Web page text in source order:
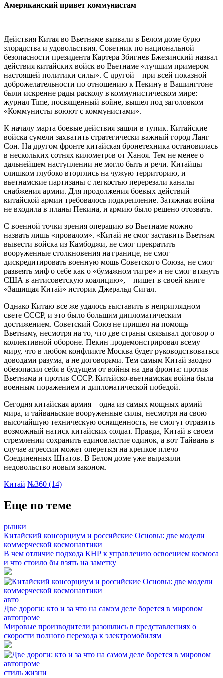
Американский привет коммунистам
Действия Китая во Вьетнаме вызвали в Белом доме бурю
злорадства и удовольствия. Советник по национальной
безопасности президента Картера Збигнев Бжезинский назвал
действия китайских войск во Вьетнаме «лучшим примером
настоящей политики силы». С другой – при всей показной
доброжелательности по отношению к Пекину в Вашингтоне
были искренне рады расколу в коммунистическом мире:
журнал Time, посвященный войне, вышел под заголовком
«Коммунисты воюют с коммунистами».
К началу марта боевые действия зашли в тупик. Китайские
войска сумели захватить стратегически важный город Ланг
Сон. На другом фронте китайская бронетехника остановилась
в нескольких сотнях километров от Ханоя. Тем не менее о
дальнейшем наступлении не могло быть и речи. Китайцы
слишком глубоко вторглись на чужую территорию, и
вьетнамские партизаны с легкостью перерезали каналы
снабжения армии. Для продолжения боевых действий
китайской армии требовалось подкрепление. Затяжная война
не входила в планы Пекина, и армию было решено отозвать.
С военной точки зрения операцию во Вьетнаме можно
назвать лишь «провалом». «Китай не смог заставить Вьетнам
вывести войска из Камбоджи, не смог прекратить
вооруженные столкновения на границе, не смог
дискредитировать военную мощь Советского Союза, не смог
развеять миф о себе как о «бумажном тигре» и не смог втянуть
США в антисоветскую коалицию», – пишет в своей книге
«Защищая Китай» историк Джеральд Сигал.
Однако Китаю все же удалось выставить в неприглядном
свете СССР, и это было большим дипломатическим
достижением. Советский Союз не пришел на помощь
Вьетнаму, несмотря на то, что две страны связывал договор о
коллективной обороне. Пекин продемонстрировал всему
миру, что в любом конфликте Москва будет руководствоваться
доводами разума, а не договорами. Тем самым Китай заодно
обезопасил себя в будущем от войны на два фронта: против
Вьетнама и против СССР. Китайско-вьетнамская война была
военным поражением и дипломатической победой.
Сегодня китайская армия – одна из самых мощных армий
мира, и тайваньские вооруженные силы, несмотря на свою
высочайшую техническую оснащенность, не смогут отразить
возможный натиск китайских солдат. Правда, Китай в своем
стремлении сохранить единовластие одинок, а вот Тайвань в
случае агрессии может опереться на крепкое плечо
Соединенных Штатов. В Белом доме уже выразили
недовольство новым законом.
Китай №360 (14)
Еще по теме
рынки
Китайский консорциум и российские Основы: две модели
коммерческой космонавтики
В чем отличие подхода КНР к управлению освоением космоса
и что стоило бы взять на заметку
авто
Две дороги: кто и за что на самом деле борется в мировом
автопроме
Мировые производители разошлись в представлениях о
скорости полного перехода к электромобилям
стиль жизни